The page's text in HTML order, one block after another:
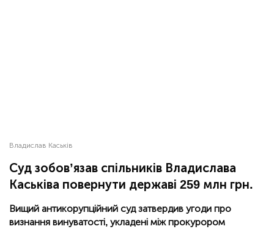
Владислав Каськів
Суд зобов’язав спільників Владислава
Каськіва повернути державі 259 млн грн.
Вищий антикорупційний суд затвердив угоди про
визнання винуватості, укладені між прокурором